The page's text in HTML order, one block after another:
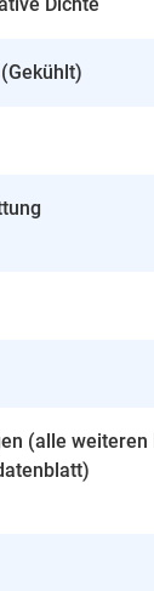
Dichte
(alle weiteren